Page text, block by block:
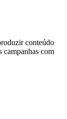
conteúdo
campanhas com